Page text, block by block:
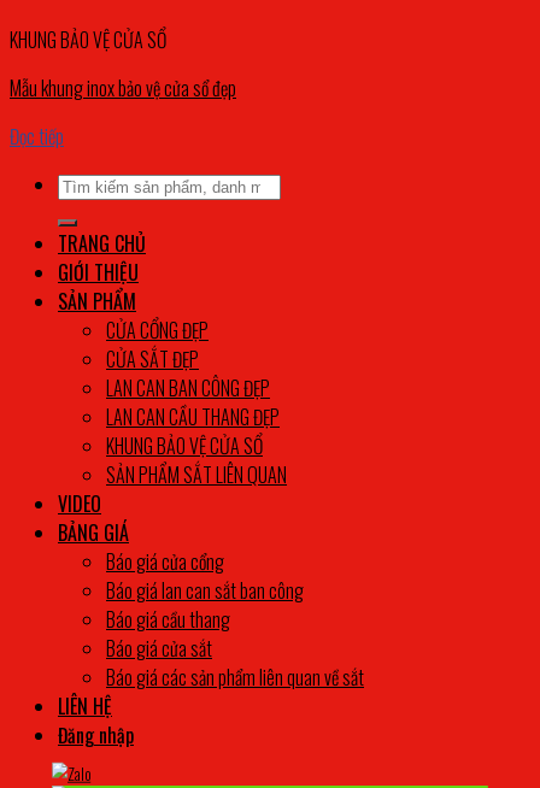
KHUNG BẢO VỆ CỬA SỔ
Mẫu khung inox bảo vệ cửa sổ đẹp
Đọc tiếp
Tìm
kiếm:
TRANG CHỦ
GIỚI THIỆU
SẢN PHẨM
CỬA CỔNG ĐẸP
CỬA SẮT ĐẸP
LAN CAN BAN CÔNG ĐẸP
LAN CAN CẦU THANG ĐẸP
KHUNG BẢO VỆ CỬA SỔ
SẢN PHẨM SẮT LIÊN QUAN
VIDEO
BẢNG GIÁ
Báo giá cửa cổng
Báo giá lan can sắt ban công
Báo giá cầu thang
Báo giá cửa sắt
Báo giá các sản phẩm liên quan về sắt
LIÊN HỆ
Đăng nhập